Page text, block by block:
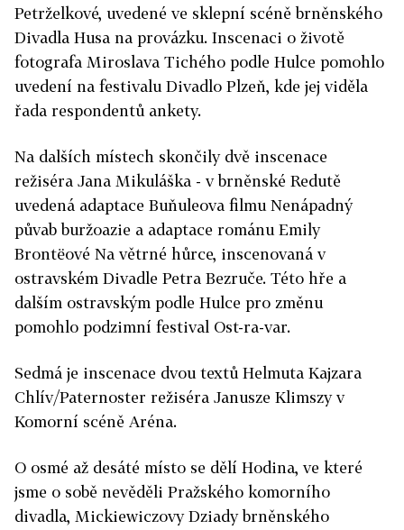
Petrželkové, uvedené ve sklepní scéně brněnského
Divadla Husa na provázku. Inscenaci o životě
fotografa Miroslava Tichého podle Hulce pomohlo
uvedení na festivalu Divadlo Plzeň, kde jej viděla
řada respondentů ankety.
Na dalších místech skončily dvě inscenace
režiséra Jana Mikuláška - v brněnské Redutě
uvedená adaptace Buňuleova filmu Nenápadný
půvab buržoazie a adaptace románu Emily
Brontëové Na větrné hůrce, inscenovaná v
ostravském Divadle Petra Bezruče. Této hře a
dalším ostravským podle Hulce pro změnu
pomohlo podzimní festival Ost-ra-var.
Sedmá je inscenace dvou textů Helmuta Kajzara
Chlív/Paternoster režiséra Janusze Klimszy v
Komorní scéně Aréna.
O osmé až desáté místo se dělí Hodina, ve které
jsme o sobě nevěděli Pražského komorního
divadla, Mickiewiczovy Dziady brněnského